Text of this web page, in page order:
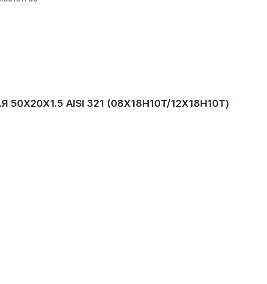
AISI 321 (08Х18Н10Т/12Х18Н10Т)